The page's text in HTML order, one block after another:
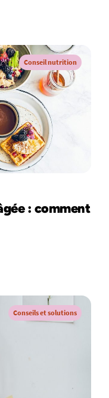
Conseil nutrition
: comment
Conseils et solutions